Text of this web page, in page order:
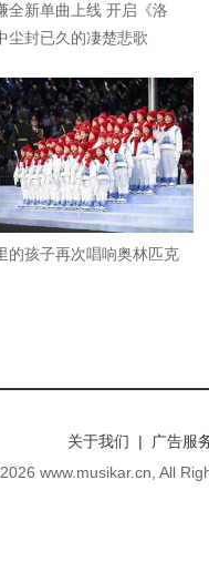
全新单曲上线 开启《洛
尘封已久的凄楚悲歌
的孩子再次唱响奥林匹克
关于我们 | 广告
2026 www.musikar.cn, All